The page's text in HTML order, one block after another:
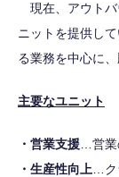
現在、アウトバ
ニットを提供し
る業務を中心に
主要なユニット
・営業支援 …営
・生産性向上 …